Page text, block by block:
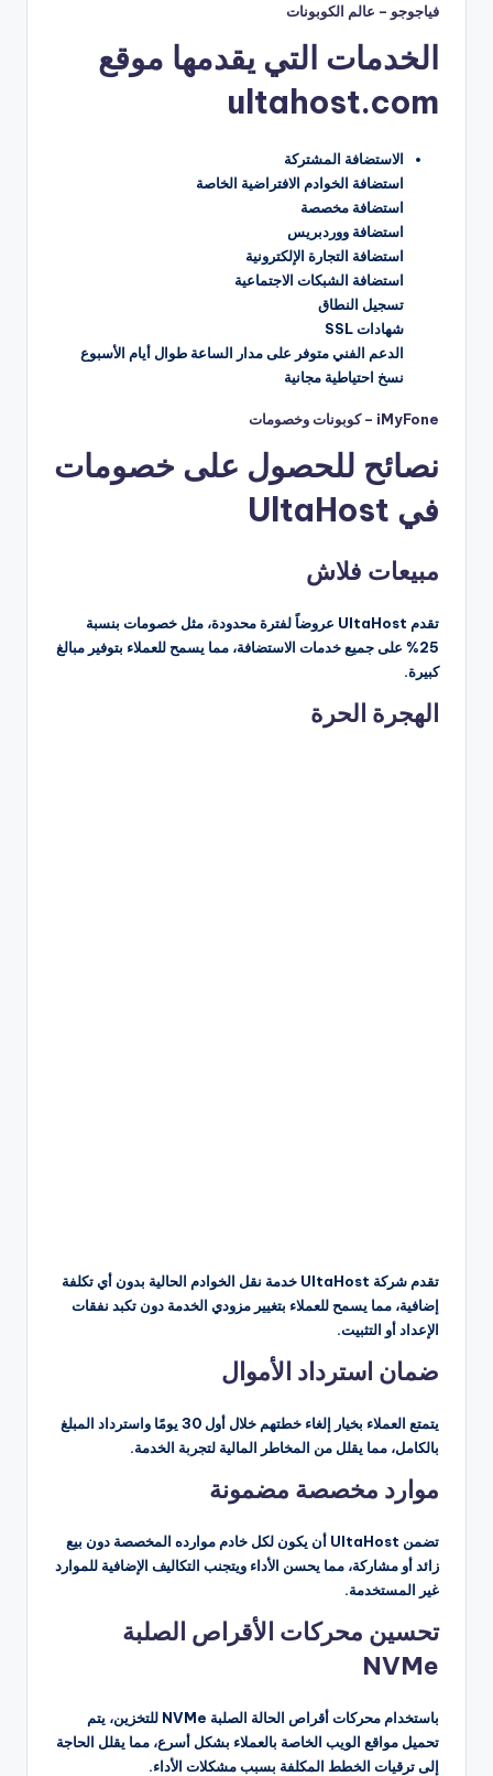
فياجوجو – عالم الكوبونات
الخدمات التي يقدمها موقع
ultahost.com
الاستضافة المشتركة
استضافة الخوادم الافتراضية الخاصة
استضافة مخصصة
استضافة ووردبريس
استضافة التجارة الإلكترونية
استضافة الشبكات الاجتماعية
تسجيل النطاق
شهادات SSL
الدعم الفني متوفر على مدار الساعة طوال أيام الأسبوع
نسخ احتياطية مجانية
iMyFone – كوبونات وخصومات
نصائح للحصول على خصومات
في UltaHost
مبيعات فلاش
تقدم UltaHost عروضاً لفترة محدودة، مثل خصومات بنسبة
25% على جميع خدمات الاستضافة، مما يسمح للعملاء بتوفير مبالغ
كبيرة.
الهجرة الحرة
تقدم شركة UltaHost خدمة نقل الخوادم الحالية بدون أي تكلفة
إضافية، مما يسمح للعملاء بتغيير مزودي الخدمة دون تكبد نفقات
الإعداد أو التثبيت.
ضمان استرداد الأموال
يتمتع العملاء بخيار إلغاء خطتهم خلال أول 30 يومًا واسترداد المبلغ
بالكامل، مما يقلل من المخاطر المالية لتجربة الخدمة.
موارد مخصصة مضمونة
تضمن UltaHost أن يكون لكل خادم موارده المخصصة دون بيع
زائد أو مشاركة، مما يحسن الأداء ويتجنب التكاليف الإضافية للموارد
غير المستخدمة.
تحسين محركات الأقراص الصلبة
NVMe
باستخدام محركات أقراص الحالة الصلبة NVMe للتخزين، يتم
تحميل مواقع الويب الخاصة بالعملاء بشكل أسرع، مما يقلل الحاجة
إلى ترقيات الخطط المكلفة بسبب مشكلات الأداء.